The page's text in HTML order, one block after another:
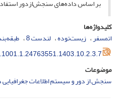
بر اساس داده‌های سنجش‌ازدور
کلیدواژه‌ها
اتمسفر زیست‌توده لندست 8
موضوعات
سنجش از دور و سیستم اطلاعات